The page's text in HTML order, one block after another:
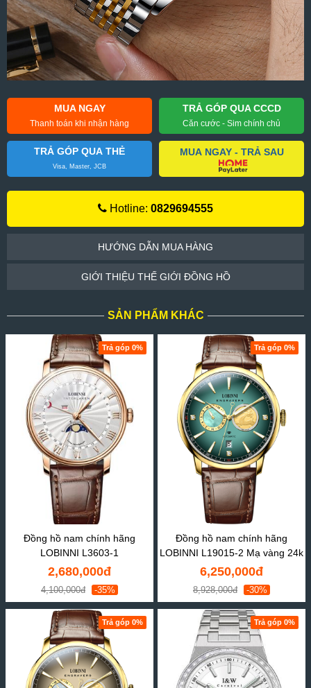
MUA NGAY
Thanh toán khi nhận hàng
TRẢ GÓP QUA CCCD
Căn cước - Sim chính chủ
TRẢ GÓP QUA THẺ
Visa, Master, JCB
MUA NGAY - TRẢ SAU
Hotline: 0829694555
HƯỚNG DẪN MUA HÀNG
GIỚI THIỆU THẾ GIỚI ĐỒNG HỒ
SẢN PHẨM KHÁC
Trả góp 0%
Đồng hồ nam chính hãng
LOBINNI L3603-1
2,680,000đ
4,100,000đ -35%
Trả góp 0%
Đồng hồ nam chính hãng
LOBINNI L19015-2 Mạ vàng 24k
6,250,000đ
8,928,000đ -30%
Trả góp 0% Trả góp 0%